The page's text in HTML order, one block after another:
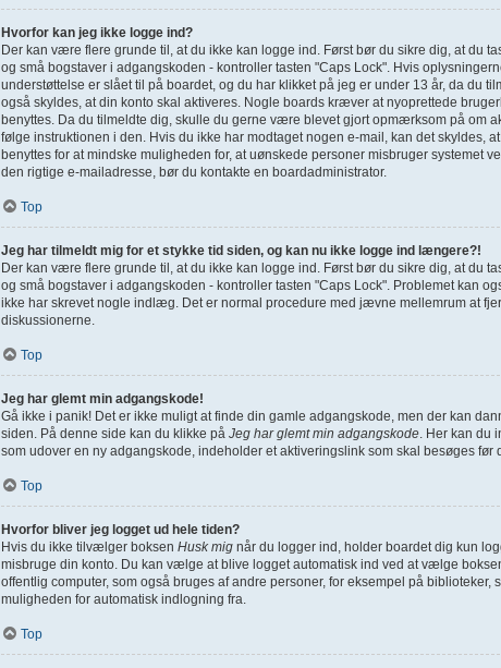
Hvorfor kan jeg ikke logge ind?
Der kan være flere grunde til, at du ikke kan logge ind. Først bør du sikre dig, at du
og små bogstaver i adgangskoden - kontroller tasten "Caps Lock". Hvis
understøttelse er slået til på boardet, og du har klikket på jeg er under 13 år, da du
også skyldes, at din konto skal aktiveres. Nogle boards kræver at nyoprettede
benyttes. Da du tilmeldte dig, skulle du gerne være blevet gjort opmærksom på om
følge instruktionen i den. Hvis du ikke har modtaget nogen e-mail, kan det skyldes,
benyttes for at mindske muligheden for, at uønskede personer misbruger systemet
den rigtige e-mailadresse, bør du kontakte en boardadministrator.
Top
Jeg har tilmeldt mig for et stykke tid siden, og kan nu ikke logge ind længere?!
Der kan være flere grunde til, at du ikke kan logge ind. Først bør du sikre dig, at du
og små bogstaver i adgangskoden - kontroller tasten "Caps Lock". Problemet kan
ikke har skrevet nogle indlæg. Det er normal procedure med jævne mellemrum at
diskussionerne.
Top
Jeg har glemt min adgangskode!
Gå ikke i panik! Det er ikke muligt at finde din gamle adgangskode, men der kan
siden. På denne side kan du klikke på Jeg har glemt min adgangskode . Her kan
som udover en ny adgangskode, indeholder et aktiveringslink som skal besøges før
Top
Hvorfor bliver jeg logget ud hele tiden?
Hvis du ikke tilvælger boksen Husk mig når du logger ind, holder boardet dig kun
misbruge din konto. Du kan vælge at blive logget automatisk ind ved at vælge
offentlig computer, som også bruges af andre personer, for eksempel på
muligheden for automatisk indlogning fra.
Top